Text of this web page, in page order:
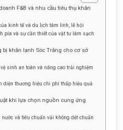
F&B và nhu cầu tiêu thụ khăn
kinh tế và du lịch tâm linh, lễ hội
pía và sự cần thiết của vật tư làm sạch
khăn lạnh Sóc Trăng cho cơ sở
sinh an toàn và nâng cao trải nghiệm
diện thương hiệu chi phí thấp hiệu quả
khi lựa chọn nguồn cung ứng
và tiêu chuẩn vải không dệt chuẩn